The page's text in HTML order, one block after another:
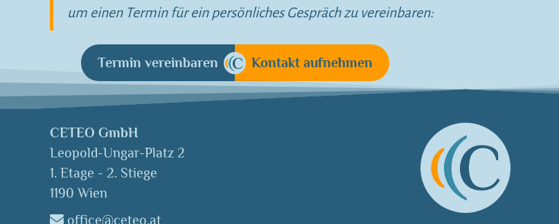
um einen Termin für ein persönliches Gespräch zu vereinbaren:
Termin vereinbaren Kontakt aufnehmen
CETEO GmbH
Leopold-Ungar-Platz 2
1. Etage - 2. Stiege
1190 Wien
office@ceteo.at